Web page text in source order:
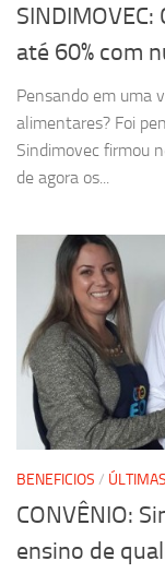
até 60% com
Pensando em uma
alimentares? Foi
Sindimovec firmou
de agora os...
BENEFICIOS /
CONVÊNIO:
ensino de